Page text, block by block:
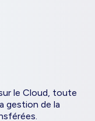
le Cloud, toute
gestion de la